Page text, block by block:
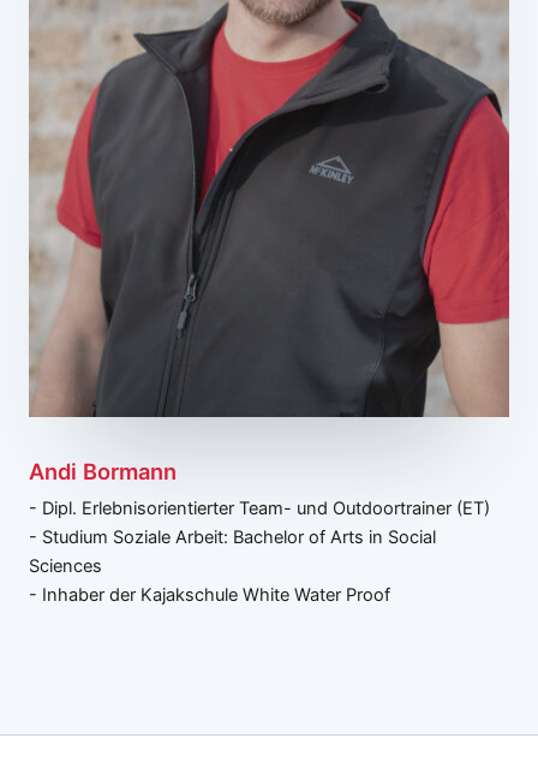
Andi Bormann
- Dipl. Erlebnisorientierter Team- und Outdoortrainer (ET)
- Studium Soziale Arbeit: Bachelor of Arts in Social
Sciences
- Inhaber der Kajakschule White Water Proof